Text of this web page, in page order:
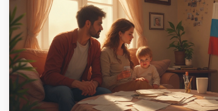
направлений, а также о необходимых
чтобы преуспеть в выбранной сфере.